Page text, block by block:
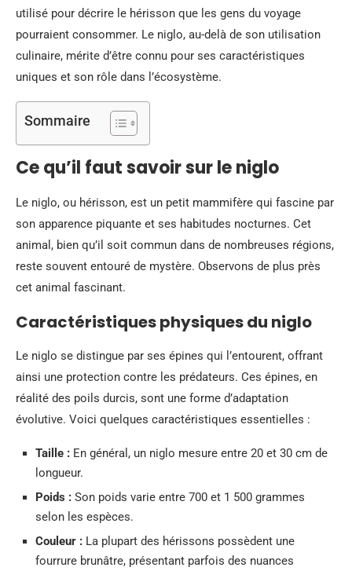
utilisé pour décrire le hérisson que les gens du voyage
pourraient consommer. Le niglo, au-delà de son utilisation
culinaire, mérite d’être connu pour ses caractéristiques
uniques et son rôle dans l’écosystème.
Sommaire
Ce qu’il faut savoir sur le niglo
Le niglo, ou hérisson, est un petit mammifère qui fascine par
son apparence piquante et ses habitudes nocturnes. Cet
animal, bien qu’il soit commun dans de nombreuses régions,
reste souvent entouré de mystère. Observons de plus près
cet animal fascinant.
Caractéristiques physiques du niglo
Le niglo se distingue par ses épines qui l’entourent, offrant
ainsi une protection contre les prédateurs. Ces épines, en
réalité des poils durcis, sont une forme d’adaptation
évolutive. Voici quelques caractéristiques essentielles :
Taille : En général, un niglo mesure entre 20 et 30 cm de
longueur.
Poids : Son poids varie entre 700 et 1 500 grammes
selon les espèces.
Couleur : La plupart des hérissons possèdent une
fourrure brunâtre, présentant parfois des nuances